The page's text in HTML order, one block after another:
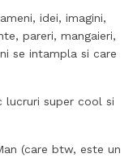
idei, imagini,
pareri, mangaieri,
se intampla si care
lucruri super cool si
(care btw, este un